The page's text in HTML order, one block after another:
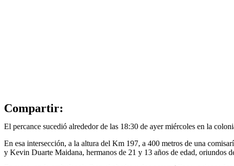
Compartir:
El percance sucedió alrededor de las 18:30 de ayer miércoles en la
En esa intersección, a la altura del Km 197, a 400 metros de una
y Kevin Duarte Maidana, hermanos de 21 y 13 años de edad, oriundos